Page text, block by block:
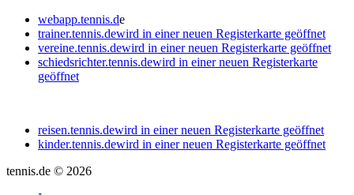
webapp.tennis.de
trainer.tennis.dewird in einer neuen Registerkarte geöffnet
vereine.tennis.dewird in einer neuen Registerkarte geöffnet
schiedsrichter.tennis.dewird in einer neuen Registerkarte
geöffnet
reisen.tennis.dewird in einer neuen Registerkarte geöffnet
kinder.tennis.dewird in einer neuen Registerkarte geöffnet
tennis.de © 2026